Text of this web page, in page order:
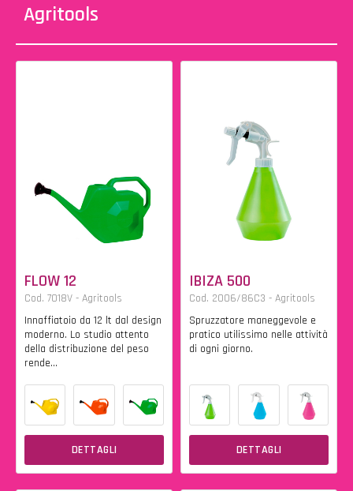
Agritools
FLOW 12
Cod. 7018V - Agritools
Innaffiatoio da 12 lt dal design
moderno. Lo studio attento
della distribuzione del peso
rende...
DETTAGLI
IBIZA 500
Cod. 2006/86C3 - Agritools
Spruzzatore maneggevole e
pratico utilissimo nelle attività
di ogni giorno.
DETTAGLI